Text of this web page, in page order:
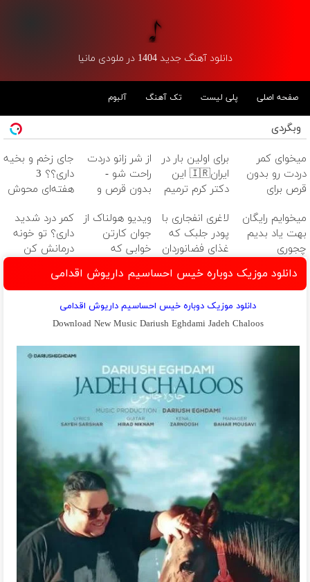
دانلود آهنگ جدید 1404 در ملودی مانیا
صفحه اصلی پلی لیست تک آهنگ آلبوم
وبگردی
میخوای کمر
دردت رو بدون
قرص برای
کنی؟
(◂پرسش‌نامه رو
پر کن)
برای اولین بار در
ایران🇮🇷 این
دکتر کرم ترمیم
ساخت!
از شر زانو دردت
راحت شو -
بدون قرص و
جای زخم و بخیه
داری؟؟ 3
هفته‌ای محوش
میخوایم رایگان
بهت یاد بدیم
چجوری
پولدارشی! باور
نداری امتحانش
مجانیه
لاغری انفجاری با
پودر جلبک که
غذای فضانوردان
همراه پک
هدیه)
ویدیو هولناک از
جوان کارتن
خوابی که
آموزش رایگان
کمر درد شدید
داری؟ تو خونه
درمانش کن
پرکن)
دانلود موزیک دوباره خیس احساسیم داریوش اقدامی
دانلود موزیک دوباره خیس احساسیم داریوش اقدامی
Download New Music Dariush Eghdami Jadeh Chaloos